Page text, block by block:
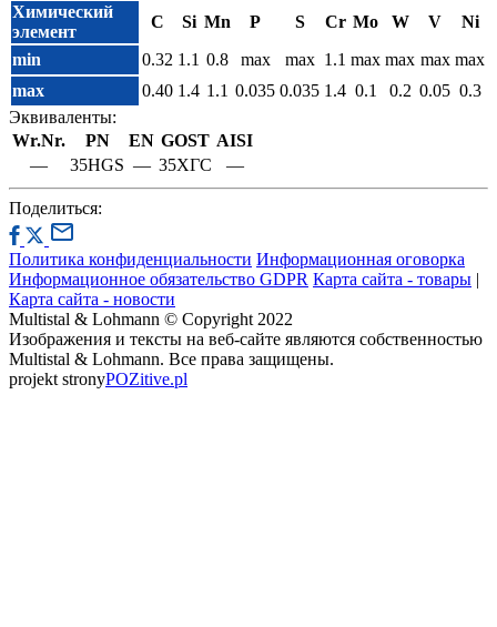
Химический
элемент
C Si Mn P S Cr Mo W V
Ni
min
0.32 1.1 0.8 max max 1.1 max max max max
max
0.40 1.4 1.1 0.035 0.035 1.4 0.1 0.2 0.05 0.3
Эквиваленты:
Wr.Nr.
PN EN GOST AISI
—
35HGS — 35ХГС —
Поделиться:
Политика конфиденциальности Информационная оговорка
Информационное обязательство GDPR Карта сайта - товары |
Карта сайта - новости
Multistal & Lohmann © Copyright 2022
Изображения и тексты на веб-сайте являются собственностью
Multistal & Lohmann. Все права защищены.
projekt stronyPOZitive.pl